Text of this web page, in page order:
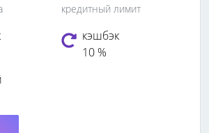
кредитный лимит
кэшбэк
10 %